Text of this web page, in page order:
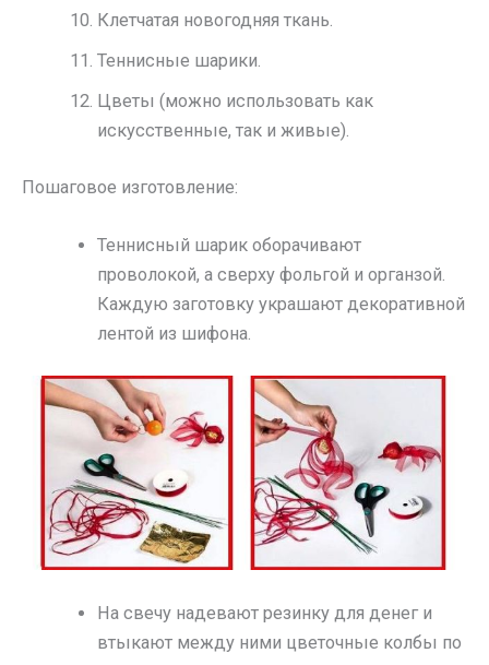
Клетчатая новогодняя ткань.
Теннисные шарики.
Цветы (можно использовать как
искусственные, так и живые).
Пошаговое изготовление:
Теннисный шарик оборачивают
проволокой, а сверху фольгой и органзой.
Каждую заготовку украшают декоративной
лентой из шифона.
На свечу надевают резинку для денег и
втыкают между ними цветочные колбы по